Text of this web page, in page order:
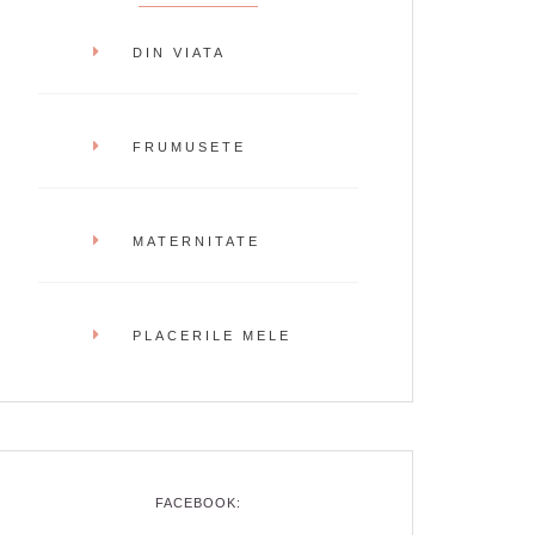
DIN VIATA
FRUMUSETE
MATERNITATE
PLACERILE MELE
FACEBOOK: